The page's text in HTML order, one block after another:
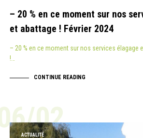
– 20 % en ce moment sur nos
et abattage ! Février 2024
– 20 % en ce moment sur nos services élagage
!…
CONTINUE READING
02
ACTUALITÉ